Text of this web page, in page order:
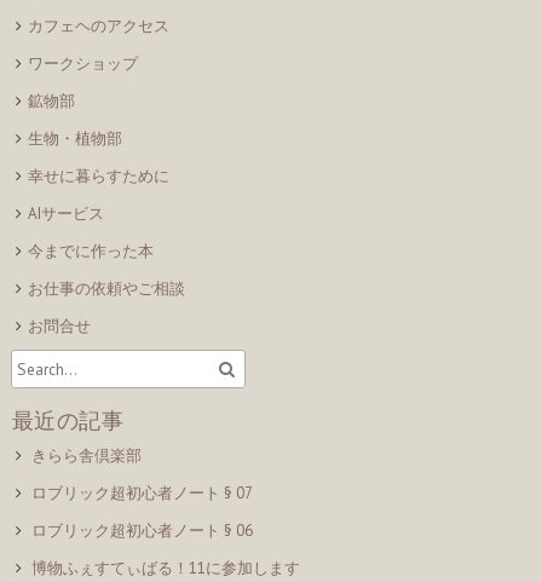
カフェヘのアクセス
ワークショップ
鉱物部
生物・植物部
幸せに暮らすために
AIサービス
今までに作った本
お仕事の依頼やご相談
お問合せ
最近の記事
きらら舎倶楽部
ロブリック超初心者ノート § 07
ロブリック超初心者ノート § 06
博物ふぇすてぃばる！11に参加します